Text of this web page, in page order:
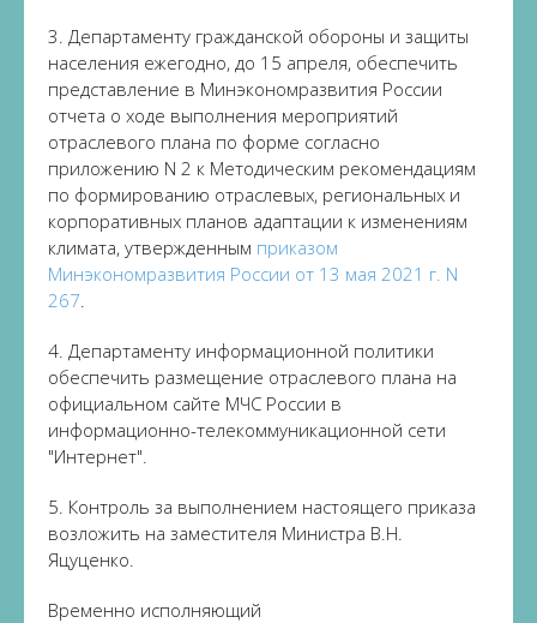
3. Департаменту гражданской обороны и защиты
населения ежегодно, до 15 апреля, обеспечить
представление в Минэкономразвития России
отчета о ходе выполнения мероприятий
отраслевого плана по форме согласно
приложению N 2 к Методическим рекомендациям
по формированию отраслевых, региональных и
корпоративных планов адаптации к изменениям
климата, утвержденным приказом
Минэкономразвития России от 13 мая 2021 г. N
267.
4. Департаменту информационной политики
обеспечить размещение отраслевого плана на
официальном сайте МЧС России в
информационно-телекоммуникационной сети
"Интернет".
5. Контроль за выполнением настоящего приказа
возложить на заместителя Министра В.Н.
Яцуценко.
Временно исполняющий